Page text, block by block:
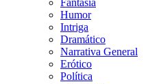
Fantasía
Humor
Intriga
Dramático
Narrativa General
Erótico
Política